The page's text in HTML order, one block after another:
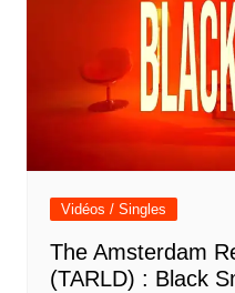
Vidéos / Singles
The Amsterdam
(TARLD) : Black